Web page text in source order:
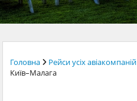
Головна Рейси усіх авіакомпаній
Київ–Малага